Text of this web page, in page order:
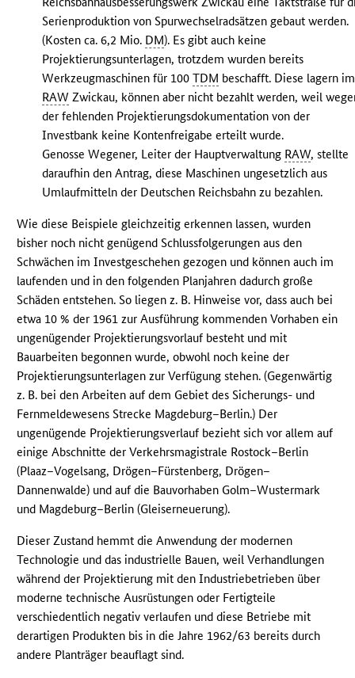
Serienproduktion von Spurwechselradsätzen gebaut werden.
(Kosten ca. 6,2 Mio. DM). Es gibt auch keine
Projektierungsunterlagen, trotzdem wurden bereits
Werkzeugmaschinen für 100TDM beschafft. Diese lagern im
RAW Zwickau, können aber nicht bezahlt werden, weil
der fehlenden Projektierungsdokumentation von der
Investbank keine Kontenfreigabe erteilt wurde.
Genosse Wegener, Leiter der Hauptverwaltung RAW, stellte
daraufhin den Antrag, diese Maschinen ungesetzlich aus
Umlaufmitteln der Deutschen Reichsbahn zu bezahlen.
Wie diese Beispiele gleichzeitig erkennen lassen, wurden
bisher noch nicht genügend Schlussfolgerungen aus den
Schwächen im Investgeschehen gezogen und können auch im
laufenden und in den folgenden Planjahren dadurch große
Schäden entstehen. So liegen z. B. Hinweise vor, dass auch bei
etwa 10 % der 1961 zur Ausführung kommenden Vorhaben ein
ungenügender Projektierungsvorlauf besteht und mit
Bauarbeiten begonnen wurde, obwohl noch keine der
Projektierungsunterlagen zur Verfügung stehen. (Gegenwärtig
z. B. bei den Arbeiten auf dem Gebiet des Sicherungs- und
Fernmeldewesens Strecke Magdeburg–Berlin.) Der
ungenügende Projektierungsverlauf bezieht sich vor allem auf
einige Abschnitte der Verkehrsmagistrale Rostock–Berlin
(Plaaz–Vogelsang, Drögen–Fürstenberg, Drögen–
Dannenwalde) und auf die Bauvorhaben Golm–Wustermark
und Magdeburg–Berlin (Gleiserneuerung).
Dieser Zustand hemmt die Anwendung der modernen
Technologie und das industrielle Bauen, weil Verhandlungen
während der Projektierung mit den Industriebetrieben über
moderne technische Ausrüstungen oder Fertigteile
verschiedentlich negativ verlaufen und diese Betriebe mit
derartigen Produkten bis in die Jahre 1962/63 bereits durch
andere Planträger beauflagt sind.